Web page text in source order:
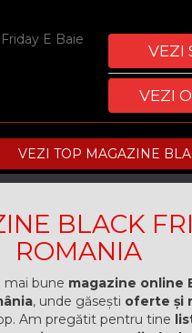
VEZI
VEZI
VEZI TOP MAGAZINE
BLACK
ROMANIA
mai bune magazine online
, unde găsești oferte și
Am pregătit pentru tine